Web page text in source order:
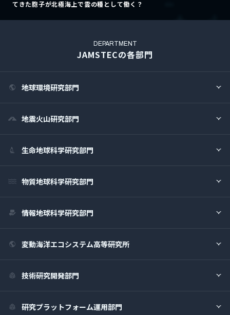
てきた胞子が北極海上で雲の種として働く？